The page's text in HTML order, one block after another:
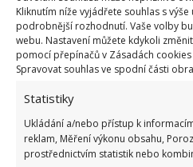
Kliknutím níže vyjádřete souhlas s
podrobnější rozhodnutí. Vaše volby
webu. Nastavení můžete kdykoli
pomocí přepínačů v Zásadách
Spravovat souhlas ve spodní části
Statistiky
Ukládání a/nebo přístup k
reklam, Měření výkonu obsahu,
prostřednictvím statistik nebo
včetně polštářku na sezení.
celistvost, aby kuchyně
fantazie.